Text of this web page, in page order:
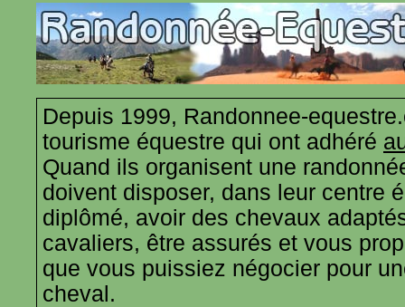
Depuis 1999, Randonnee-
tourisme équestre qui ont adhéré
Quand ils organisent une
doivent disposer, dans leur centre
diplômé, avoir des chevaux
cavaliers, être assurés et vous
que vous puissiez négocier pour
cheval.